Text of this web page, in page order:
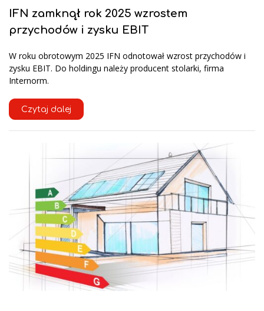
IFN zamknął rok 2025 wzrostem
przychodów i zysku EBIT
W roku obrotowym 2025 IFN odnotował wzrost przychodów i
zysku EBIT. Do holdingu należy producent stolarki, firma
Internorm.
Czytaj dalej